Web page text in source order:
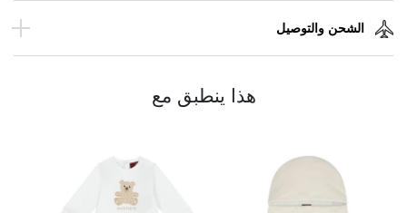
الشحن والتوصيل
هذا ينطبق مع